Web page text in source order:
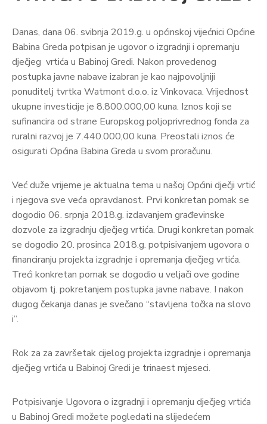
Danas, dana 06. svibnja 2019.g. u općinskoj vijećnici Općine
Babina Greda potpisan je ugovor o izgradnji i opremanju
dječjeg vrtića u Babinoj Gredi. Nakon provedenog
postupka javne nabave izabran je kao najpovoljniji
ponuditelj tvrtka Watmont d.o.o. iz Vinkovaca. Vrijednost
ukupne investicije je 8.800.000,00 kuna. Iznos koji se
sufinancira od strane Europskog poljoprivrednog fonda za
ruralni razvoj je 7.440.000,00 kuna. Preostali iznos će
osigurati Općina Babina Greda u svom proračunu.
Već duže vrijeme je aktualna tema u našoj Općini dječji vrtić
i njegova sve veća opravdanost. Prvi konkretan pomak se
dogodio 06. srpnja 2018.g. izdavanjem građevinske
dozvole za izgradnju dječjeg vrtića. Drugi konkretan pomak
se dogodio 20. prosinca 2018.g. potpisivanjem ugovora o
financiranju projekta izgradnje i opremanja dječjeg vrtića.
Treći konkretan pomak se dogodio u veljači ove godine
objavom tj. pokretanjem postupka javne nabave. I nakon
dugog čekanja danas je svečano “stavljena točka na slovo
i”.
Rok za za završetak cijelog projekta izgradnje i opremanja
dječjeg vrtića u Babinoj Gredi je trinaest mjeseci.
Potpisivanje Ugovora o izgradnji i opremanju dječjeg vrtića
u Babinoj Gredi možete pogledati na slijedećem